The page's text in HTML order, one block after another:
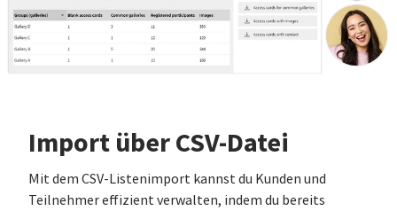
Import über CSV-Datei
Mit dem CSV-Listenimport kannst du Kunden und
Teilnehmer effizient verwalten, indem du bereits